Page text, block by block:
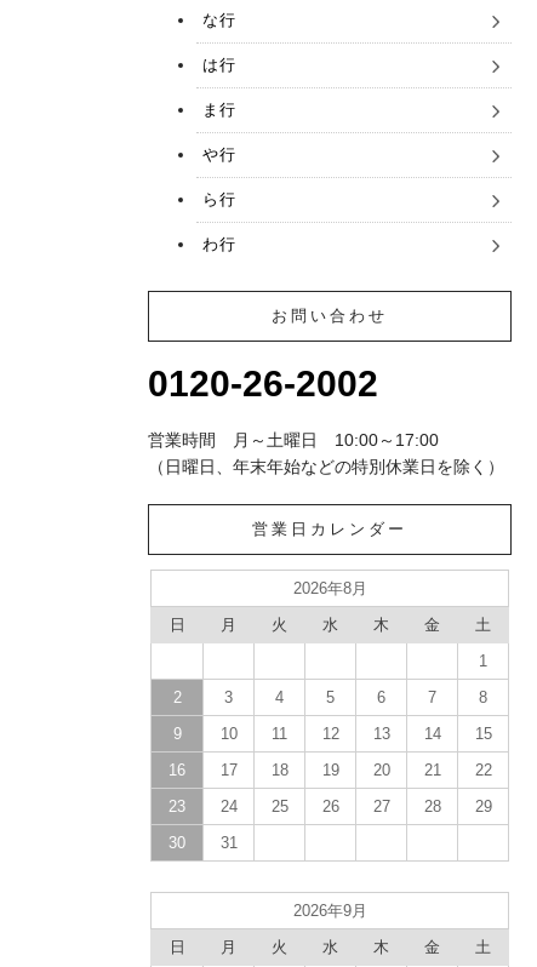
な行
は行
ま行
や行
ら行
わ行
お問い合わせ
0120-26-2002
営業時間 月～土曜日 10:00～17:00
（日曜日、年末年始などの特別休業日を除く）
営業日カレンダー
2026年8月
日
月 火 水 木 金
土
1
2
3 4 5 6 7
8
9
10 11 12 13 14
15
16
17 18 19 20 21
22
23
24 25 26 27 28
29
30
31
2026年9月
日
月 火 水 木 金
土